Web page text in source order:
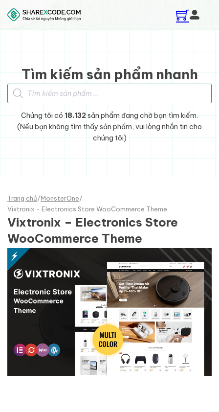
Skip to main content
Skip to footer
Tìm kiếm sản phẩm nhanh
Tìm kiếm sản phẩm
Chúng tôi có 18.132sản phẩm đang chờ bạn tìm kiếm.
(Nếu bạn không tìm thấy sản phẩm, vui lòng nhắn tin cho
chúng tôi)
Trang chủ/MonsterOne/
Vixtronix - Electronics Store WooCommerce Theme
Vixtronix – Electronics Store
WooCommerce Theme